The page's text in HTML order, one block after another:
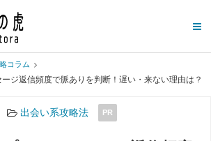
コラム
ジ返信頻度で脈ありを判断！遅い・来ない理由は？
出会い系攻略法 PR